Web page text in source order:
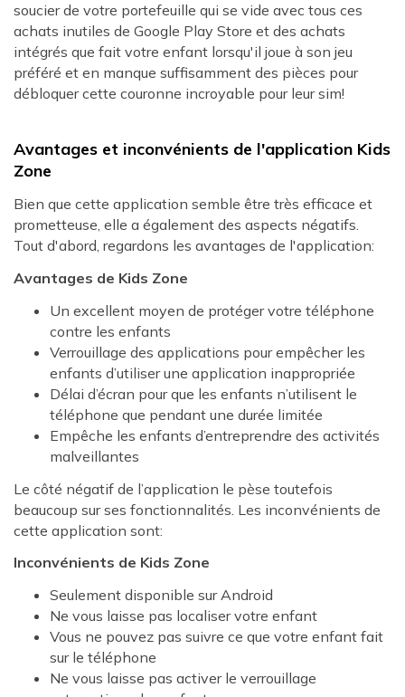
soucier de votre portefeuille qui se vide avec tous ces
achats inutiles de Google Play Store et des achats
intégrés que fait votre enfant lorsqu'il joue à son jeu
préféré et en manque suffisamment des pièces pour
débloquer cette couronne incroyable pour leur sim!
Avantages et inconvénients de l'application Kids
Zone
Bien que cette application semble être très efficace et
prometteuse, elle a également des aspects négatifs.
Tout d'abord, regardons les avantages de l'application:
Avantages de Kids Zone
Un excellent moyen de protéger votre téléphone
contre les enfants
Verrouillage des applications pour empêcher les
enfants d’utiliser une application inappropriée
Délai d’écran pour que les enfants n’utilisent le
téléphone que pendant une durée limitée
Empêche les enfants d’entreprendre des activités
malveillantes
Le côté négatif de l’application le pèse toutefois
beaucoup sur ses fonctionnalités. Les inconvénients de
cette application sont:
Inconvénients de Kids Zone
Seulement disponible sur Android
Ne vous laisse pas localiser votre enfant
Vous ne pouvez pas suivre ce que votre enfant fait
sur le téléphone
Ne vous laisse pas activer le verrouillage